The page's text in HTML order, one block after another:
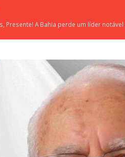
Presente! A Bahia perde um líder